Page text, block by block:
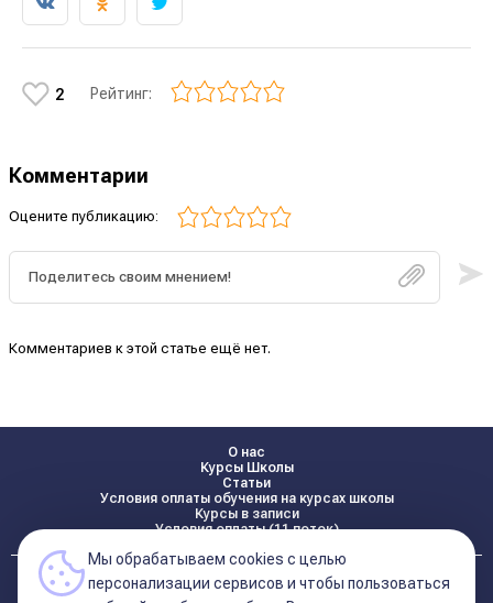
2 Рейтинг:
Комментарии
Оцените публикацию:
Комментариев к этой статье ещё нет.
О нас
Курсы Школы
Статьи
Условия оплаты обучения на курсах школы
Курсы в записи
Условия оплаты (11 поток)
Реквизиты
Контакты
Мы обрабатываем cookies с целью
персонализации сервисов и чтобы пользоваться